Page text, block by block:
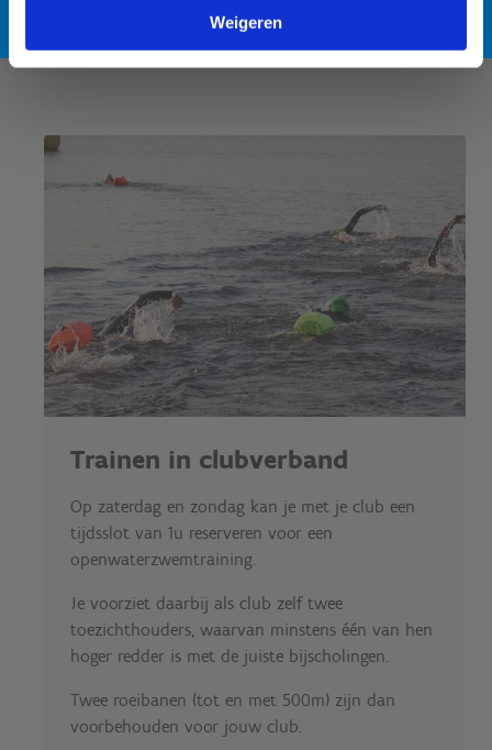
Weigeren
Trainen in clubverband
Op zaterdag en zondag kan je met je club een
tijdsslot van 1u reserveren voor een
openwaterzwemtraining.
Je voorziet daarbij als club zelf twee
toezichthouders, waarvan minstens één van hen
hoger redder is met de juiste bijscholingen.
Twee roeibanen (tot en met 500m) zijn dan
voorbehouden voor jouw club.